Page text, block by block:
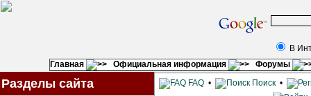
В
Главная
Официальная информация Форумы
Разделы сайта FAQ • Поиск •